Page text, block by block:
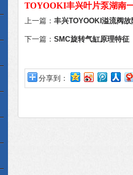
TOYOOKI丰兴叶片泵湖南
上一篇： 丰兴TOYOOKI溢流阀
下一篇： SMC旋转气缸原理特征
分享到：